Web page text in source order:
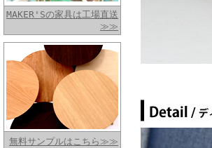
MAKER'Sの家具は工場直送
≫≫
無料サンプルはこちら≫≫